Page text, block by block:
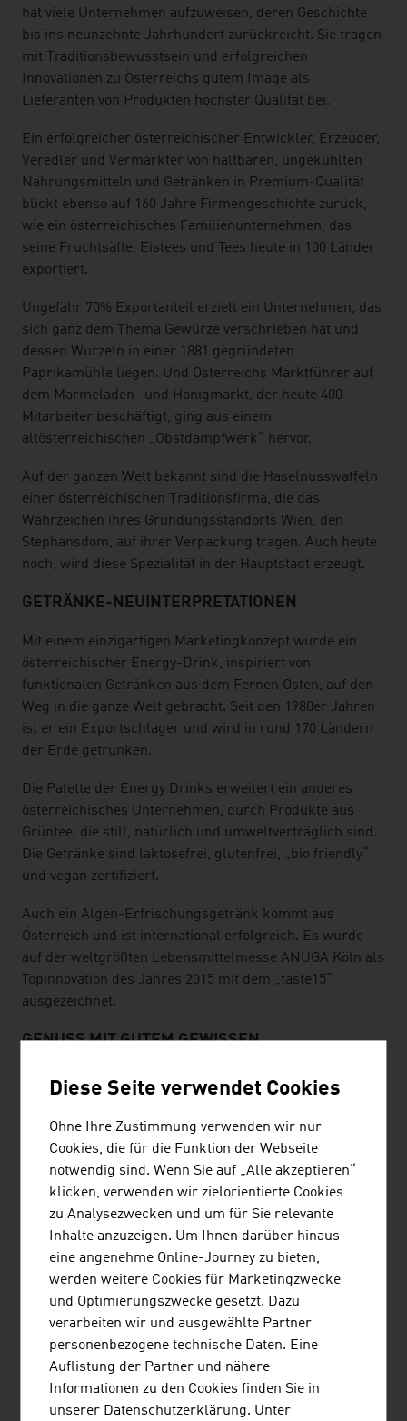
hat viele Unternehmen aufzuweisen, deren Geschichte
bis ins neunzehnte Jahrhundert zurückreicht. Sie tragen
mit Traditionsbewusstsein und erfolgreichen
Innovationen zu Österreichs gutem Image als
Lieferanten von Produkten höchster Qualität bei.
Ein erfolgreicher österreichischer Entwickler, Erzeuger,
Veredler und Vermarkter von haltbaren, ungekühlten
Nahrungsmitteln und Getränken in Premium-Qualität
blickt ebenso auf 160 Jahre Firmengeschichte zurück,
wie ein österreichisches Familienunternehmen, das
seine Fruchtsäfte, Eistees und Tees heute in 100 Länder
exportiert.
Ungefähr 70% Exportanteil erzielt ein Unternehmen, das
sich ganz dem Thema Gewürze verschrieben hat und
dessen Wurzeln in einer 1881 gegründeten
Paprikamühle liegen. Und Österreichs Marktführer auf
dem Marmeladen- und Honigmarkt, der heute 400
Mitarbeiter beschäftigt, ging aus einem
altösterreichischen „Obstdampfwerk“ hervor.
Auf der ganzen Welt bekannt sind die Haselnusswaffeln
einer österreichischen Traditionsfirma, die das
Wahrzeichen ihres Gründungsstandorts Wien, den
Stephansdom, auf ihrer Verpackung tragen. Auch heute
noch, wird diese Spezialität in der Hauptstadt erzeugt.
GETRÄNKE-NEUINTERPRETATIONEN
Mit einem einzigartigen Marketingkonzept wurde ein
österreichischer Energy-Drink, inspiriert von
funktionalen Getränken aus dem Fernen Osten, auf den
Weg in die ganze Welt gebracht. Seit den 1980er Jahren
ist er ein Exportschlager und wird in rund 170 Ländern
der Erde getrunken.
Die Palette der Energy Drinks erweitert ein anderes
österreichisches Unternehmen, durch Produkte aus
Grüntee, die still, natürlich und umweltverträglich sind.
Die Getränke sind laktosefrei, glutenfrei, „bio friendly“
und vegan zertifiziert.
Auch ein Algen-Erfrischungsgetränk kommt aus
Österreich und ist international erfolgreich. Es wurde
auf der weltgrößten Lebensmittelmesse ANUGA Köln als
Topinnovation des Jahres 2015 mit dem „taste15“
ausgezeichnet.
GENUSS MIT GUTEM GEWISSEN
Die Zukunft wird für die Nahrungsmittel- und
Konsumentenverhalten bringen, auf das die
österreichischen Unternehmen schon jetzt gut
vorbereitet sind. Sie sind bei der Produktgestaltung
flexibel, viele von ihnen stellen keine Massenware her,
sondern sind Nischenplayer, was die optimale
Einstellung auf neue Entwicklungen erleichtert.
Österreichische Produkte sind besonders in den
Zukunftsbereichen Bio, Functional Food und bei
Produkten gegen Unverträglichkeiten führend.
Diese Seite verwendet Cookies
Ohne Ihre Zustimmung verwenden wir nur
Cookies, die für die Funktion der Webseite
notwendig sind. Wenn Sie auf „Alle akzeptieren“
klicken, verwenden wir zielorientierte Cookies
zu Analysezwecken und um für Sie relevante
Inhalte anzuzeigen. Um Ihnen darüber hinaus
eine angenehme Online-Journey zu bieten,
werden weitere Cookies für Marketingzwecke
und Optimierungszwecke gesetzt. Dazu
verarbeiten wir und ausgewählte Partner
personenbezogene technische Daten. Eine
Auflistung der Partner und nähere
Informationen zu den Cookies finden Sie in
unserer Datenschutzerklärung. Unter